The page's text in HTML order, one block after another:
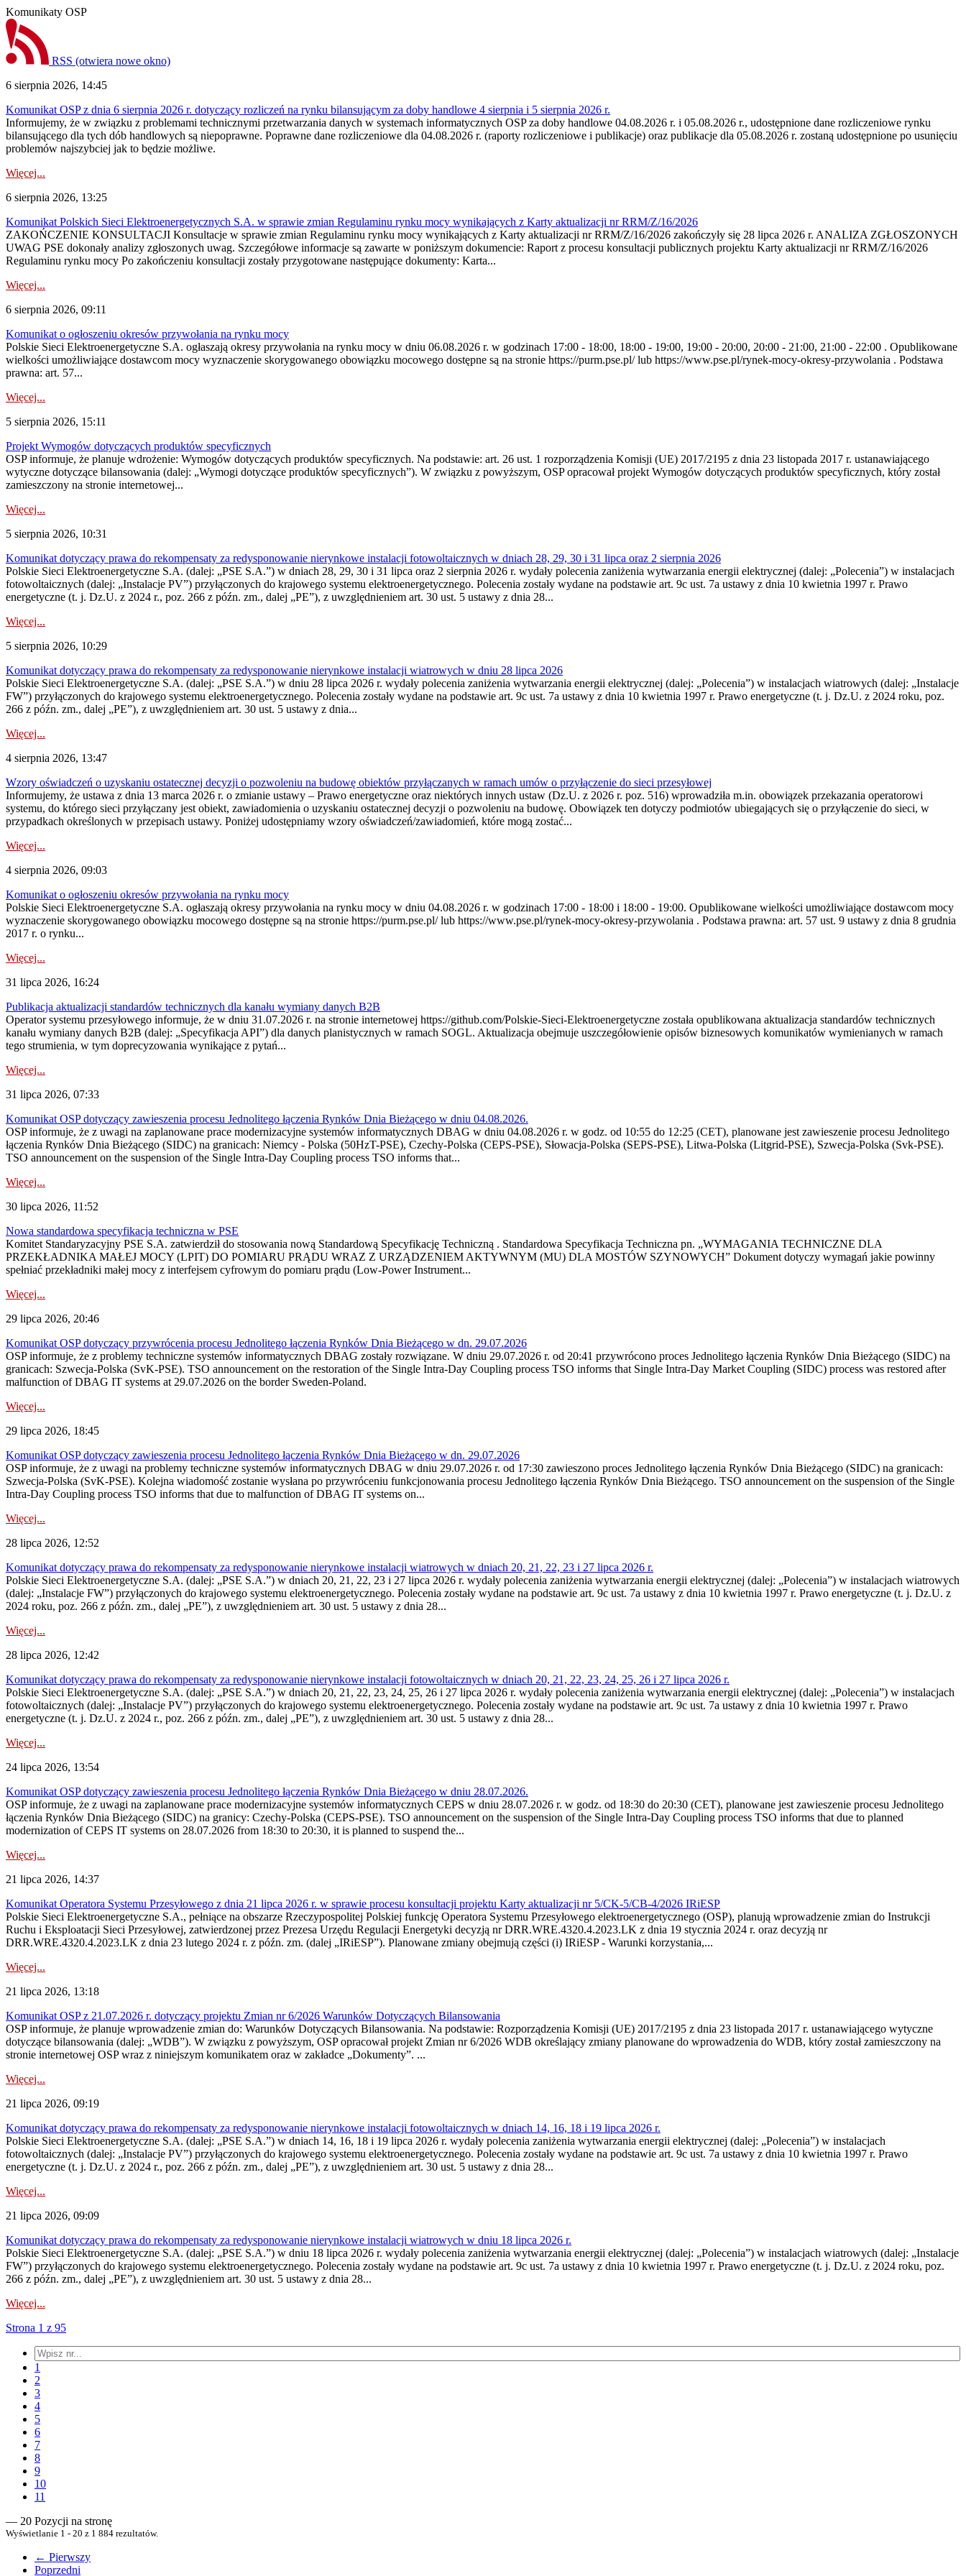
Komunikaty OSP
RSS (otwiera nowe okno)
6 sierpnia 2026, 14:45
Komunikat OSP z dnia 6 sierpnia 2026 r. dotyczący rozliczeń na rynku bilansującym za doby handlowe 4 sierpnia i 5 sierpnia 2026 r.
Informujemy, że w związku z problemami technicznymi przetwarzania danych w systemach informatycznych OSP za doby handlowe 04.08.2026 r. i 05.08.2026 r., udostępnione dane rozliczeniowe rynku
bilansującego dla tych dób handlowych są niepoprawne. Poprawne dane rozliczeniowe dla 04.08.2026 r. (raporty rozliczeniowe i publikacje) oraz publikacje dla 05.08.2026 r. zostaną udostępnione po usunięciu
problemów najszybciej jak to będzie możliwe.
Więcej...
6 sierpnia 2026, 13:25
Komunikat Polskich Sieci Elektroenergetycznych S.A. w sprawie zmian Regulaminu rynku mocy wynikających z Karty aktualizacji nr RRM/Z/16/2026
ZAKOŃCZENIE KONSULTACJI Konsultacje w sprawie zmian Regulaminu rynku mocy wynikających z Karty aktualizacji nr RRM/Z/16/2026 zakończyły się 28 lipca 2026 r. ANALIZA ZGŁOSZONYCH
UWAG PSE dokonały analizy zgłoszonych uwag. Szczegółowe informacje są zawarte w poniższym dokumencie: Raport z procesu konsultacji publicznych projektu Karty aktualizacji nr RRM/Z/16/2026
Regulaminu rynku mocy Po zakończeniu konsultacji zostały przygotowane następujące dokumenty: Karta...
Więcej...
6 sierpnia 2026, 09:11
Komunikat o ogłoszeniu okresów przywołania na rynku mocy
Polskie Sieci Elektroenergetyczne S.A. ogłaszają okresy przywołania na rynku mocy w dniu 06.08.2026 r. w godzinach 17:00 - 18:00, 18:00 - 19:00, 19:00 - 20:00, 20:00 - 21:00, 21:00 - 22:00 . Opublikowane
wielkości umożliwiające dostawcom mocy wyznaczenie skorygowanego obowiązku mocowego dostępne są na stronie https://purm.pse.pl/ lub https://www.pse.pl/rynek-mocy-okresy-przywolania . Podstawa
prawna: art. 57...
Więcej...
5 sierpnia 2026, 15:11
Projekt Wymogów dotyczących produktów specyficznych
OSP informuje, że planuje wdrożenie: Wymogów dotyczących produktów specyficznych. Na podstawie: art. 26 ust. 1 rozporządzenia Komisji (UE) 2017/2195 z dnia 23‍ listopada 2017 r. ustanawiającego
wytyczne dotyczące bilansowania (dalej: „Wymogi dotyczące produktów specyficznych”). W związku z powyższym, OSP opracował projekt Wymogów dotyczących produktów specyficznych, który został
zamieszczony na stronie internetowej...
Więcej...
5 sierpnia 2026, 10:31
Komunikat dotyczący prawa do rekompensaty za redysponowanie nierynkowe instalacji fotowoltaicznych w dniach 28, 29, 30 i 31 lipca oraz 2 sierpnia 2026
Polskie Sieci Elektroenergetyczne S.A. (dalej: „PSE S.A.”) w dniach 28, 29, 30 i 31 lipca oraz 2 sierpnia 2026 r. wydały polecenia zaniżenia wytwarzania energii elektrycznej (dalej: „Polecenia”) w instalacjach
fotowoltaicznych (dalej: „Instalacje PV”) przyłączonych do krajowego systemu elektroenergetycznego. Polecenia zostały wydane na podstawie art. 9c ust. 7a ustawy z dnia 10 kwietnia 1997 r. Prawo
energetyczne (t. j. Dz.U. z 2024 r., poz. 266 z późn. zm., dalej „PE”), z uwzględnieniem art. 30 ust. 5 ustawy z dnia 28...
Więcej...
5 sierpnia 2026, 10:29
Komunikat dotyczący prawa do rekompensaty za redysponowanie nierynkowe instalacji wiatrowych w dniu 28 lipca 2026
Polskie Sieci Elektroenergetyczne S.A. (dalej: „PSE S.A.”) w dniu 28 lipca 2026 r. wydały polecenia zaniżenia wytwarzania energii elektrycznej (dalej: „Polecenia”) w instalacjach wiatrowych (dalej: „Instalacje
FW”) przyłączonych do krajowego systemu elektroenergetycznego. Polecenia zostały wydane na podstawie art. 9c ust. 7a ustawy z dnia 10 kwietnia 1997 r. Prawo energetyczne (t. j. Dz.U. z 2024 roku, poz.
266 z późn. zm., dalej „PE”), z uwzględnieniem art. 30 ust. 5 ustawy z dnia...
Więcej...
4 sierpnia 2026, 13:47
Wzory oświadczeń o uzyskaniu ostatecznej decyzji o pozwoleniu na budowę obiektów przyłączanych w ramach umów o przyłączenie do sieci przesyłowej
Informujemy, że ustawa z dnia 13 marca 2026 r. o zmianie ustawy – Prawo energetyczne oraz niektórych innych ustaw (Dz.U. z 2026 r. poz. 516) wprowadziła m.in. obowiązek przekazania operatorowi
systemu, do którego sieci przyłączany jest obiekt, zawiadomienia o uzyskaniu ostatecznej decyzji o pozwoleniu na budowę. Obowiązek ten dotyczy podmiotów ubiegających się o przyłączenie do sieci, w
przypadkach określonych w przepisach ustawy. Poniżej udostępniamy wzory oświadczeń/zawiadomień, które mogą zostać...
Więcej...
4 sierpnia 2026, 09:03
Komunikat o ogłoszeniu okresów przywołania na rynku mocy
Polskie Sieci Elektroenergetyczne S.A. ogłaszają okresy przywołania na rynku mocy w dniu 04.08.2026 r. w godzinach 17:00 - 18:00 i 18:00 - 19:00. Opublikowane wielkości umożliwiające dostawcom mocy
wyznaczenie skorygowanego obowiązku mocowego dostępne są na stronie https://purm.pse.pl/ lub https://www.pse.pl/rynek-mocy-okresy-przywolania . Podstawa prawna: art. 57 ust. 9 ustawy z dnia 8 grudnia
2017 r. o rynku...
Więcej...
31 lipca 2026, 16:24
Publikacja aktualizacji standardów technicznych dla kanału wymiany danych B2B
Operator systemu przesyłowego informuje, że w dniu 31.07.2026 r. na stronie internetowej https://github.com/Polskie-Sieci-Elektroenergetyczne została opublikowana aktualizacja standardów technicznych
kanału wymiany danych B2B (dalej: „Specyfikacja API”) dla danych planistycznych w ramach SOGL. Aktualizacja obejmuje uszczegółowienie opisów biznesowych komunikatów wymienianych w ramach
tego strumienia, w tym doprecyzowania wynikające z pytań...
Więcej...
31 lipca 2026, 07:33
Komunikat OSP dotyczący zawieszenia procesu Jednolitego łączenia Rynków Dnia Bieżącego w dniu 04.08.2026.
OSP informuje, że z uwagi na zaplanowane prace modernizacyjne systemów informatycznych DBAG w dniu 04.08.2026 r. w godz. od 10:55 do 12:25 (CET), planowane jest zawieszenie procesu Jednolitego
łączenia Rynków Dnia Bieżącego (SIDC) na granicach: Niemcy - Polska (50HzT-PSE), Czechy-Polska (CEPS-PSE), Słowacja-Polska (SEPS-PSE), Litwa-Polska (Litgrid-PSE), Szwecja-Polska (Svk-PSE).
TSO announcement on the suspension of the Single Intra-Day Coupling process TSO informs that...
Więcej...
30 lipca 2026, 11:52
Nowa standardowa specyfikacja techniczna w PSE
Komitet Standaryzacyjny PSE S.A. zatwierdził do stosowania nową Standardową Specyfikację Techniczną . Standardowa Specyfikacja Techniczna pn. „WYMAGANIA TECHNICZNE DLA
PRZEKŁADNIKA MAŁEJ MOCY (LPIT) DO POMIARU PRĄDU WRAZ Z URZĄDZENIEM AKTYWNYM (MU) DLA MOSTÓW SZYNOWYCH” Dokument dotyczy wymagań jakie powinny
spełniać przekładniki małej mocy z interfejsem cyfrowym do pomiaru prądu (Low-Power Instrument...
Więcej...
29 lipca 2026, 20:46
Komunikat OSP dotyczący przywrócenia procesu Jednolitego łączenia Rynków Dnia Bieżącego w dn. 29.07.2026
OSP informuje, że z problemy techniczne systemów informatycznych DBAG zostały rozwiązane. W dniu 29.07.2026 r. od 20:41 przywrócono proces Jednolitego łączenia Rynków Dnia Bieżącego (SIDC) na
granicach: Szwecja-Polska (SvK-PSE). TSO announcement on the restoration of the Single Intra-Day Coupling process TSO informs that Single Intra-Day Market Coupling (SIDC) process was restored after
malfunction of DBAG IT systems at 29.07.2026 on the border Sweden-Poland.
Więcej...
29 lipca 2026, 18:45
Komunikat OSP dotyczący zawieszenia procesu Jednolitego łączenia Rynków Dnia Bieżącego w dn. 29.07.2026
OSP informuje, że z uwagi na problemy techniczne systemów informatycznych DBAG w dniu 29.07.2026 r. od 17:30 zawieszono proces Jednolitego łączenia Rynków Dnia Bieżącego (SIDC) na granicach:
Szwecja-Polska (SvK-PSE). Kolejna wiadomość zostanie wysłana po przywróceniu funkcjonowania procesu Jednolitego łączenia Rynków Dnia Bieżącego. TSO announcement on the suspension of the Single
Intra-Day Coupling process TSO informs that due to malfunction of DBAG IT systems on...
Więcej...
28 lipca 2026, 12:52
Komunikat dotyczący prawa do rekompensaty za redysponowanie nierynkowe instalacji wiatrowych w dniach 20, 21, 22, 23 i 27 lipca 2026 r.
Polskie Sieci Elektroenergetyczne S.A. (dalej: „PSE S.A.”) w dniach 20, 21, 22, 23 i 27 lipca 2026 r. wydały polecenia zaniżenia wytwarzania energii elektrycznej (dalej: „Polecenia”) w instalacjach wiatrowych
(dalej: „Instalacje FW”) przyłączonych do krajowego systemu elektroenergetycznego. Polecenia zostały wydane na podstawie art. 9c ust. 7a ustawy z dnia 10 kwietnia 1997 r. Prawo energetyczne (t. j. Dz.U. z
2024 roku, poz. 266 z późn. zm., dalej „PE”), z uwzględnieniem art. 30 ust. 5 ustawy z dnia 28...
Więcej...
28 lipca 2026, 12:42
Komunikat dotyczący prawa do rekompensaty za redysponowanie nierynkowe instalacji fotowoltaicznych w dniach 20, 21, 22, 23, 24, 25, 26 i 27 lipca 2026 r.
Polskie Sieci Elektroenergetyczne S.A. (dalej: „PSE S.A.”) w dniach 20, 21, 22, 23, 24, 25, 26 i 27 lipca 2026 r. wydały polecenia zaniżenia wytwarzania energii elektrycznej (dalej: „Polecenia”) w instalacjach
fotowoltaicznych (dalej: „Instalacje PV”) przyłączonych do krajowego systemu elektroenergetycznego. Polecenia zostały wydane na podstawie art. 9c ust. 7a ustawy z dnia 10 kwietnia 1997 r. Prawo
energetyczne (t. j. Dz.U. z 2024 r., poz. 266 z późn. zm., dalej „PE”), z uwzględnieniem art. 30 ust. 5 ustawy z dnia 28...
Więcej...
24 lipca 2026, 13:54
Komunikat OSP dotyczący zawieszenia procesu Jednolitego łączenia Rynków Dnia Bieżącego w dniu 28.07.2026.
OSP informuje, że z uwagi na zaplanowane prace modernizacyjne systemów informatycznych CEPS w dniu 28.07.2026 r. w godz. od 18:30 do 20:30 (CET), planowane jest zawieszenie procesu Jednolitego
łączenia Rynków Dnia Bieżącego (SIDC) na granicy: Czechy-Polska (CEPS-PSE). TSO announcement on the suspension of the Single Intra-Day Coupling process TSO informs that due to planned
modernization of CEPS IT systems on 28.07.2026 from 18:30 to 20:30, it is planned to suspend the...
Więcej...
21 lipca 2026, 14:37
Komunikat Operatora Systemu Przesyłowego z dnia 21 lipca 2026 r. w sprawie procesu konsultacji projektu Karty aktualizacji nr 5/CK-5/CB-4/2026 IRiESP
Polskie Sieci Elektroenergetyczne S.A., pełniące na obszarze Rzeczypospolitej Polskiej funkcję Operatora Systemu Przesyłowego elektroenergetycznego (OSP), planują wprowadzenie zmian do Instrukcji
Ruchu i Eksploatacji Sieci Przesyłowej, zatwierdzonej przez Prezesa Urzędu Regulacji Energetyki decyzją nr DRR.WRE.4320.4.2023.LK z dnia 19 stycznia 2024 r. oraz decyzją nr
DRR.WRE.4320.4.2023.LK z dnia 23 lutego 2024 r. z późn. zm. (dalej „IRiESP”). Planowane zmiany obejmują części (i) IRiESP - Warunki korzystania,...
Więcej...
21 lipca 2026, 13:18
Komunikat OSP z 21.07.2026 r. dotyczący projektu Zmian nr 6/2026 Warunków Dotyczących Bilansowania
OSP informuje, że planuje wprowadzenie zmian do: Warunków Dotyczących Bilansowania. Na podstawie: Rozporządzenia Komisji (UE) 2017/2195 z dnia 23‍ listopada 2017 r. ustanawiającego wytyczne
dotyczące bilansowania (dalej: „WDB”). W związku z powyższym, OSP opracował projekt Zmian nr 6/2026 WDB określający zmiany planowane do wprowadzenia do WDB, który został zamieszczony na
stronie internetowej OSP wraz z niniejszym komunikatem oraz w zakładce „Dokumenty”. ...
Więcej...
21 lipca 2026, 09:19
Komunikat dotyczący prawa do rekompensaty za redysponowanie nierynkowe instalacji fotowoltaicznych w dniach 14, 16, 18 i 19 lipca 2026 r.
Polskie Sieci Elektroenergetyczne S.A. (dalej: „PSE S.A.”) w dniach 14, 16, 18 i 19 lipca 2026 r. wydały polecenia zaniżenia wytwarzania energii elektrycznej (dalej: „Polecenia”) w instalacjach
fotowoltaicznych (dalej: „Instalacje PV”) przyłączonych do krajowego systemu elektroenergetycznego. Polecenia zostały wydane na podstawie art. 9c ust. 7a ustawy z dnia 10 kwietnia 1997 r. Prawo
energetyczne (t. j. Dz.U. z 2024 r., poz. 266 z późn. zm., dalej „PE”), z uwzględnieniem art. 30 ust. 5 ustawy z dnia 28...
Więcej...
21 lipca 2026, 09:09
Komunikat dotyczący prawa do rekompensaty za redysponowanie nierynkowe instalacji wiatrowych w dniu 18 lipca 2026 r.
Polskie Sieci Elektroenergetyczne S.A. (dalej: „PSE S.A.”) w dniu 18 lipca 2026 r. wydały polecenia zaniżenia wytwarzania energii elektrycznej (dalej: „Polecenia”) w instalacjach wiatrowych (dalej: „Instalacje
FW”) przyłączonych do krajowego systemu elektroenergetycznego. Polecenia zostały wydane na podstawie art. 9c ust. 7a ustawy z dnia 10 kwietnia 1997 r. Prawo energetyczne (t. j. Dz.U. z 2024 roku, poz.
266 z późn. zm., dalej „PE”), z uwzględnieniem art. 30 ust. 5 ustawy z dnia 28...
Więcej...
Strona 1 z 95
1
2
3
4
5
6
7
8
9
10
11
— 20 Pozycji na stronę
Wyświetlanie 1 - 20 z 1 884 rezultatów.
← Pierwszy
Poprzedni